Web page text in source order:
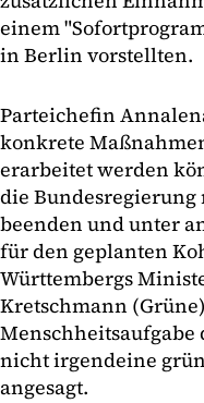
einem
in Berlin vorstellten.
Parteichefin
konkrete
erarbeitet werden
die
beenden und unter
für den geplanten
Württembergs
Kretschmann
Menschheitsaufgabe
nicht irgendeine
angesagt.